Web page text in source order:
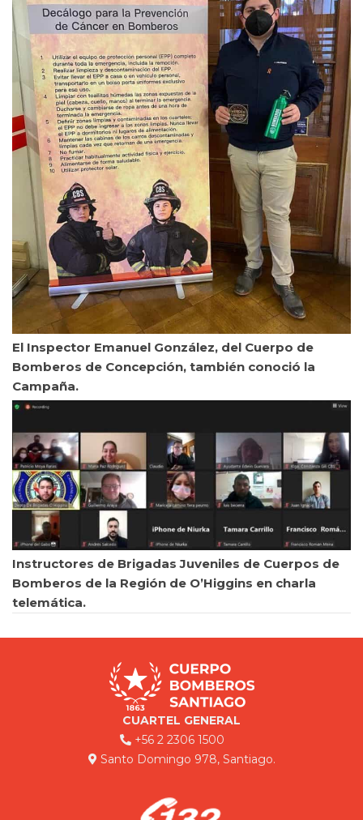
El Inspector Emanuel González, del Cuerpo de
Bomberos de Concepción, también conoció la
Campaña.
Instructores de Brigadas Juveniles de Cuerpos de
Bomberos de la Región de O’Higgins en charla
telemática.
CUARTEL GENERAL
+56 2 2306 1500
Santo Domingo 978, Santiago.